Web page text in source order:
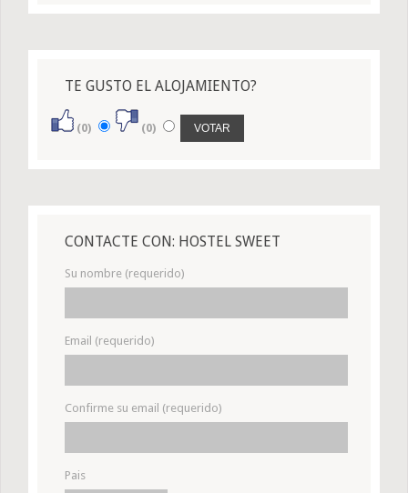
TE GUSTO EL ALOJAMIENTO?
(0) (0)
CONTACTE CON: HOSTEL SWEET
Su nombre (requerido)
Email (requerido)
Confirme su email (requerido)
Pais